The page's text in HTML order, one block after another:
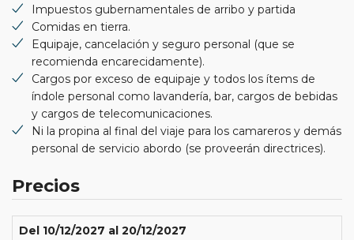
Impuestos gubernamentales de arribo y partida
Comidas en tierra.
Equipaje, cancelación y seguro personal (que se
recomienda encarecidamente).
Cargos por exceso de equipaje y todos los ítems de
índole personal como lavandería, bar, cargos de bebidas
y cargos de telecomunicaciones.
Ni la propina al final del viaje para los camareros y demás
personal de servicio abordo (se proveerán directrices).
Precios
Del 10/12/2027 al 20/12/2027